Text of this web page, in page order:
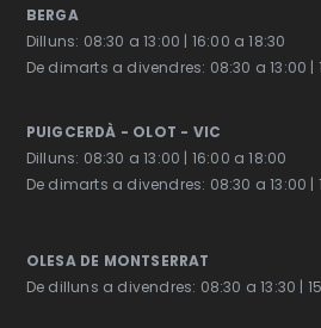
BERGA
Dilluns: 08:30 a 13:00 | 16:00 a 18:30
De dimarts a divendres: 08:30 a 13:00 |
PUIGCERDÀ - OLOT - VIC
Dilluns: 08:30 a 13:00 | 16:00 a 18:00
De dimarts a divendres: 08:30 a 13:00 |
OLESA DE MONTSERRAT
De dilluns a divendres: 08:30 a 13:30 |